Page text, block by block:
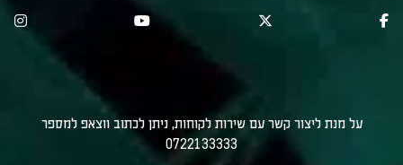
על מנת ליצור קשר עם שירות לקוחות, ניתן לכתוב ווצאפ למספר
0722133333